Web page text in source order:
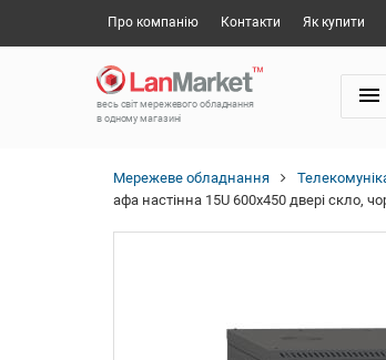
Про компанію Контакти Як купити
весь світ мережевого обладнання
в одному магазині
Мережеве обладнання
афа настінна 15U 600x450 двері скло,